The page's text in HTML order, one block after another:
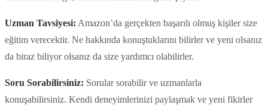
Uzman Tavsiyesi: Amazon’da gerçekten başarılı olmuş kişiler size
eğitim verecektir. Ne hakkında konuştuklarını bilirler ve yeni olsanız
da biraz biliyor olsanız da size yardımcı olabilirler.
Soru Sorabilirsiniz: Sorular sorabilir ve uzmanlarla
konuşabilirsiniz. Kendi deneyimlerinizi paylaşmak ve yeni fikirler